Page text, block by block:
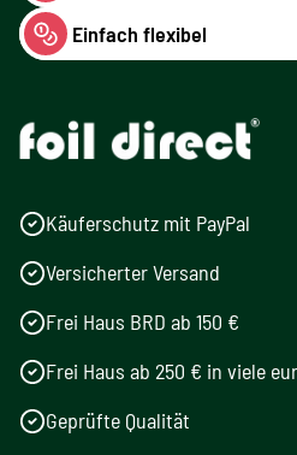
Einfach flexibel
Käuferschutz mit PayPal
Versicherter Versand
Frei Haus BRD ab 150 €
Frei Haus ab 250 € in viele
Geprüfte Qualität